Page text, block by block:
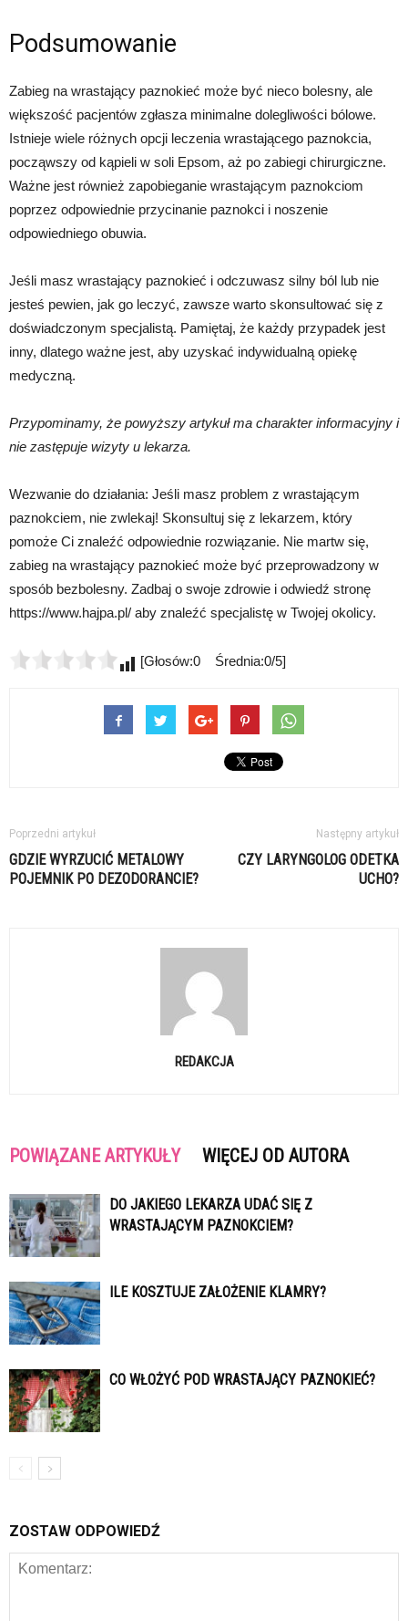
Podsumowanie
Zabieg na wrastający paznokieć może być nieco bolesny, ale
większość pacjentów zgłasza minimalne dolegliwości bólowe.
Istnieje wiele różnych opcji leczenia wrastającego paznokcia,
począwszy od kąpieli w soli Epsom, aż po zabiegi chirurgiczne.
Ważne jest również zapobieganie wrastającym paznokciom
poprzez odpowiednie przycinanie paznokci i noszenie
odpowiedniego obuwia.
Jeśli masz wrastający paznokieć i odczuwasz silny ból lub nie
jesteś pewien, jak go leczyć, zawsze warto skonsultować się z
doświadczonym specjalistą. Pamiętaj, że każdy przypadek jest
inny, dlatego ważne jest, aby uzyskać indywidualną opiekę
medyczną.
Przypominamy, że powyższy artykuł ma charakter informacyjny i
nie zastępuje wizyty u lekarza.
Wezwanie do działania: Jeśli masz problem z wrastającym
paznokciem, nie zwlekaj! Skonsultuj się z lekarzem, który
pomoże Ci znaleźć odpowiednie rozwiązanie. Nie martw się,
zabieg na wrastający paznokieć może być przeprowadzony w
sposób bezbolesny. Zadbaj o swoje zdrowie i odwiedź stronę
https://www.hajpa.pl/ aby znaleźć specjalistę w Twojej okolicy.
[Głosów:0 Średnia:0/5]
Poprzedni artykuł
GDZIE WYRZUCIĆ METALOWY
POJEMNIK PO DEZODORANCIE?
Następny artykuł
CZY LARYNGOLOG ODETKA
UCHO?
REDAKCJA
POWIĄZANE ARTYKUŁY WIĘCEJ OD AUTORA
DO JAKIEGO LEKARZA UDAĆ SIĘ Z
WRASTAJĄCYM PAZNOKCIEM?
ILE KOSZTUJE ZAŁOŻENIE KLAMRY?
CO WŁOŻYĆ POD WRASTAJĄCY PAZNOKIEĆ?
ZOSTAW ODPOWIEDŹ